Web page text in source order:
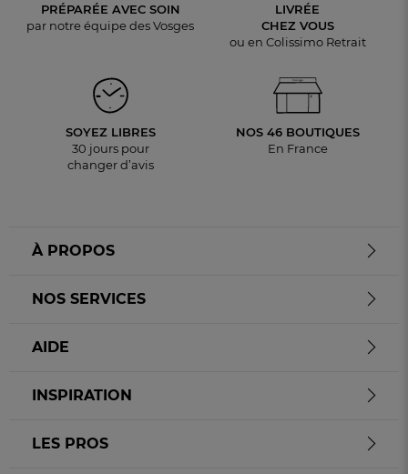
PRÉPARÉE AVEC SOIN
par notre équipe des Vosges
LIVRÉE
CHEZ VOUS
ou en Colissimo Retrait
SOYEZ LIBRES
30 jours pour
changer d’avis
NOS 46 BOUTIQUES
En France
À PROPOS
NOS SERVICES
AIDE
INSPIRATION
LES PROS